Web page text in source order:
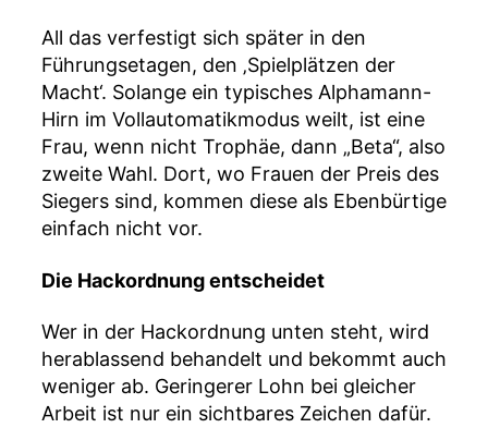
All das verfestigt sich später in den
Führungsetagen, den ‚Spielplätzen der
Macht‘. Solange ein typisches Alphamann-
Hirn im Vollautomatikmodus weilt, ist eine
Frau, wenn nicht Trophäe, dann „Beta“, also
zweite Wahl. Dort, wo Frauen der Preis des
Siegers sind, kommen diese als Ebenbürtige
einfach nicht vor.
Die Hackordnung entscheidet
Wer in der Hackordnung unten steht, wird
herablassend behandelt und bekommt auch
weniger ab. Geringerer Lohn bei gleicher
Arbeit ist nur ein sichtbares Zeichen dafür.